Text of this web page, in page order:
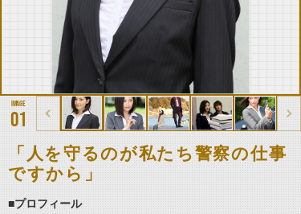
01
「人を守るのが私たち警察の仕事
ですから」
■プロフィール